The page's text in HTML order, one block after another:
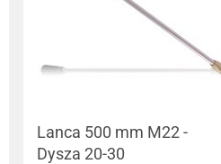
Lanca 500 mm M22 -
Dysza 20-30